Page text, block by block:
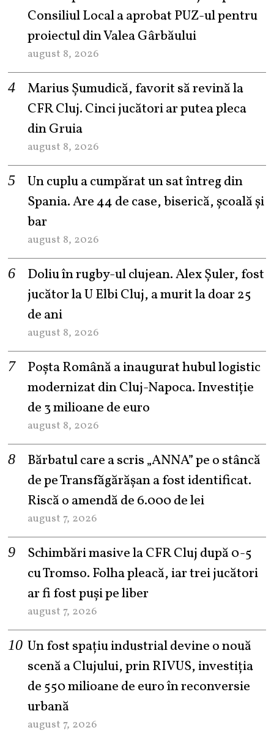
Consiliul Local a aprobat PUZ-ul pentru
proiectul din Valea Gârbăului
august 8, 2026
Marius Șumudică, favorit să revină la
CFR Cluj. Cinci jucători ar putea pleca
din Gruia
august 8, 2026
Un cuplu a cumpărat un sat întreg din
Spania. Are 44 de case, biserică, școală și
bar
august 8, 2026
Doliu în rugby-ul clujean. Alex Șuler, fost
jucător la U Elbi Cluj, a murit la doar 25
de ani
august 8, 2026
Poșta Română a inaugurat hubul logistic
modernizat din Cluj-Napoca. Investiție
de 3 milioane de euro
august 8, 2026
Bărbatul care a scris „ANNA” pe o stâncă
de pe Transfăgărășan a fost identificat.
Riscă o amendă de 6.000 de lei
august 7, 2026
Schimbări masive la CFR Cluj după 0-5
cu Tromso. Folha pleacă, iar trei jucători
ar fi fost puși pe liber
august 7, 2026
Un fost spațiu industrial devine o nouă
scenă a Clujului, prin RIVUS, investiția
de 550 milioane de euro în reconversie
urbană
august 7, 2026